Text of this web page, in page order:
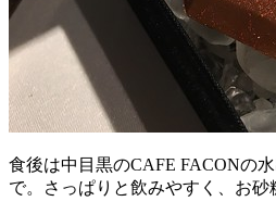
食後は中目黒のCAFE FACONの
で。さっぱりと飲みやすく、お砂